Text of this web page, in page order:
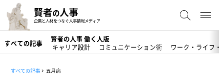
賢者の人事
企業と人材をつなぐ人事情報メディア
すべての記事
賢者の人事 働く人版
キャリア設計
コミュニケーション術 ワーク・ライフ
すべての記事 五月病